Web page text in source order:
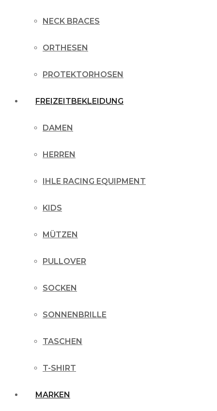
NECK BRACES
ORTHESEN
PROTEKTORHOSEN
FREIZEITBEKLEIDUNG
DAMEN
HERREN
IHLE RACING EQUIPMENT
KIDS
MÜTZEN
PULLOVER
SOCKEN
SONNENBRILLE
TASCHEN
T-SHIRT
MARKEN